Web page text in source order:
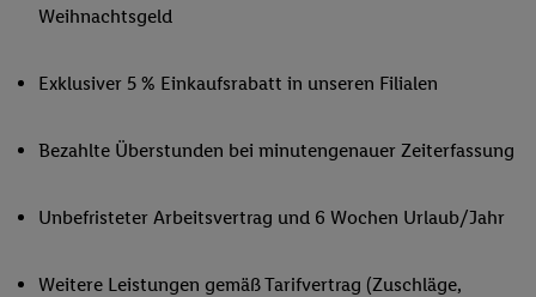
Weihnachtsgeld
Exklusiver 5 % Einkaufsrabatt in unseren Filialen
Bezahlte Überstunden bei minutengenauer Zeiterfassung
Unbefristeter Arbeitsvertrag und 6 Wochen Urlaub/Jahr
Weitere Leistungen gemäß Tarifvertrag (Zuschläge,